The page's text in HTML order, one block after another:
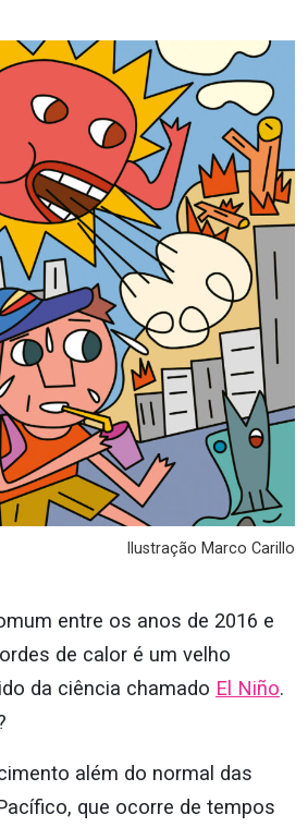
Ilustração Marco Carillo
entre os anos de 2016 e
de calor é um velho
da ciência chamado El Niño.
além do normal das
que ocorre de tempos